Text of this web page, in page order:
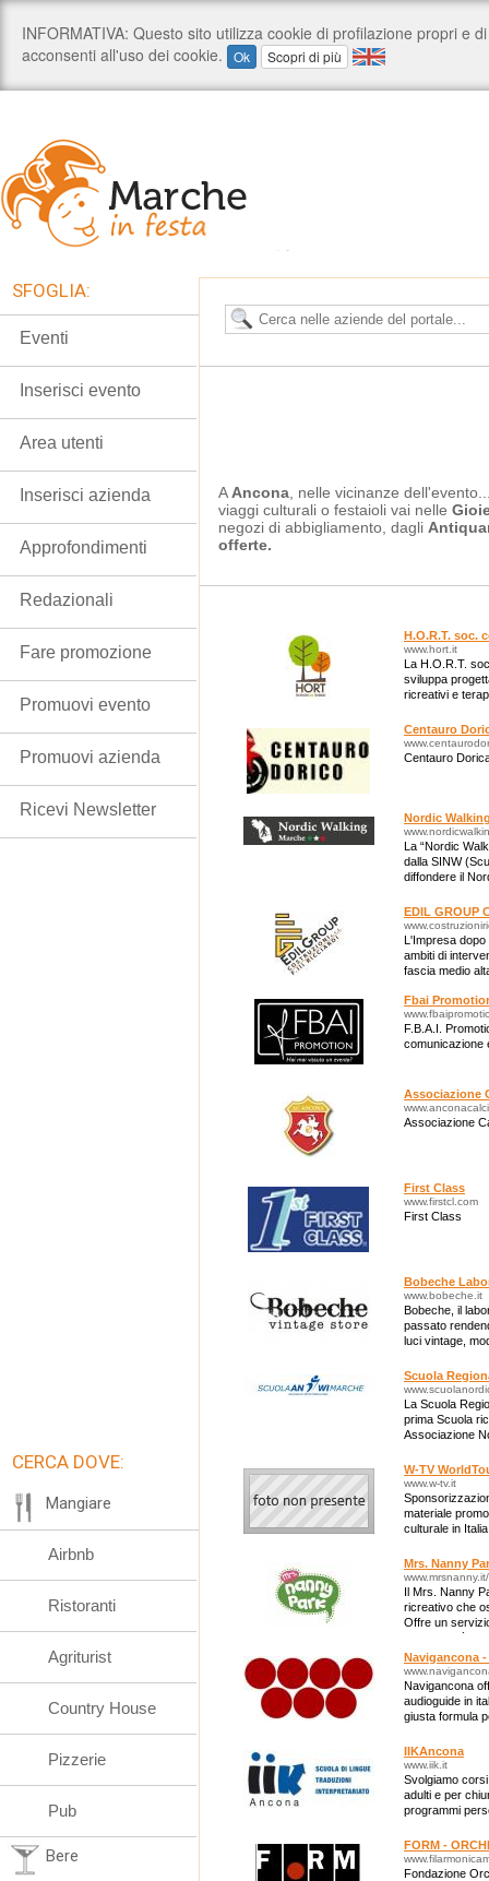
A Ancona , nelle vicinanze
viaggi culturali o festaioli vai nelle
negozi di abbigliamento, dagli
offerte.
H.O.R.T. soc.
www.hort.it
La H.O.R.T.
sviluppa
ricreativi e
Centauro
Centauro
Nordic
La “Nordic
dalla SINW
diffondere il
EDIL GROUP
L'Impresa
ambiti di
fascia medio
Fbai
F.B.A.I.
comunicazione
Associazione
Associazione
First Class
www.firstcl.com
First Class
Bobeche
www.bobeche.it
Bobeche, il
passato
luci vintage,
Scuola
La Scuola
prima Scuola
Associazione
W-TV
www.w-tv.it
materiale
culturale in Italia
Mrs. Nanny
Il Mrs. Nanny
ricreativo che
Offre un
tante attività e
Navigancona
Navigancona
audioguide in
giusta formula
IIKAncona
www.iik.it
Svolgiamo
adulti e per
programmi
FORM -
Fondazione
SFOGLIA:
Eventi
Inserisci evento
Area utenti
Inserisci azienda
Approfondimenti
Redazionali
Fare promozione
Promuovi evento
Promuovi azienda
Ricevi Newsletter
CERCA DOVE:
Mangiare
Airbnb
Ristoranti
Agriturist
Country House
Pizzerie
Pub
Bere